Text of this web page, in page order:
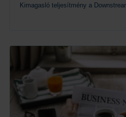
Kimagasló teljesítmény a